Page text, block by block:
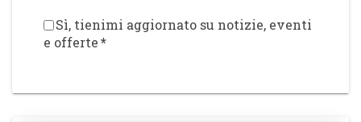
Sì, tienimi aggiornato su notizie, eventi
e offerte*